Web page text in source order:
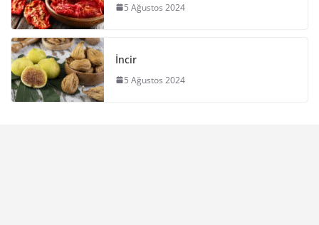
5 Ağustos 2024
İncir
5 Ağustos 2024